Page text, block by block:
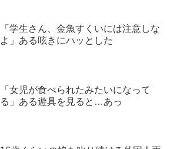
「学生さん、金魚すくいには注意しな
よ」ある呟きにハッとした
「女児が食べられたみたいになって
る」ある遊具を見ると…あっ